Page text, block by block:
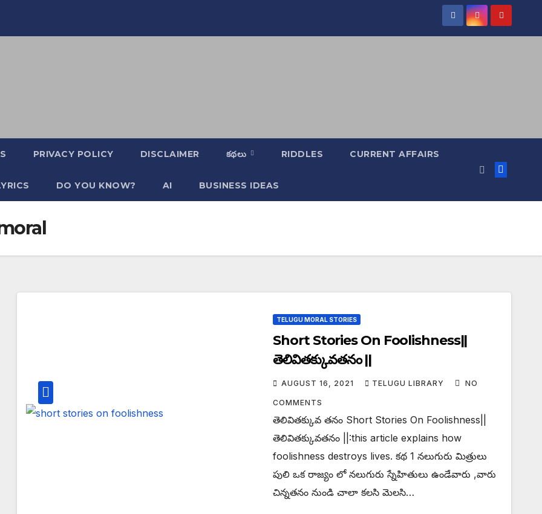
PRIVACY POLICY DISCLAIMER కథలు RIDDLES CURRENT AFFAIRS
DO YOU KNOW? AI BUSINESS IDEAS
TELUGU MORAL STORIES
Short Stories On Foolishness||
తెలివితక్కువతనం ||
AUGUST 16, 2021 TELUGU LIBRARY NO
COMMENTS
తెలివితక్కువ తనం Short Stories On Foolishness||
తెలివితక్కువతనం ||:this article explains how
foolishness destroys lives. కథ 1 నలుగురు మిత్రులు
పులి ఒక రాజ్యం లో నలుగురు స్నేహితులు ఉండేవారు ,వారు
చిన్నతనం నుండి చాలా కలసి మెలసి…